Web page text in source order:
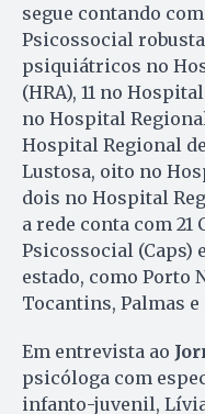
segue contando
Psicossocial
psiquiátricos no
(HRA), 11 no
no Hospital
Hospital Regional
Lustosa, oito no
dois no Hospital
a rede conta com 21
Psicossocial
estado, como Porto
Tocantins, Palmas
Em entrevista ao
psicóloga com
infanto-juvenil,